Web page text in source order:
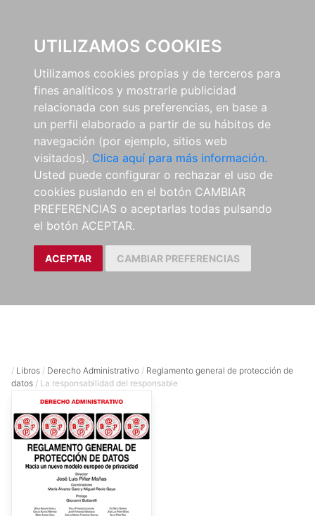
UTILIZAMOS COOKIES
Utilizamos cookies propias y de terceros para
fines analíticos y mostrarle publicidad
relacionada con sus preferencias, en base a
un perfil elaborado a partir de su hábitos de
navegación (por ejemplo, sitios web
visitados). Clica aquí para más información.
Usted puede configurar o rechazar el uso de
cookies puslando en el botón CAMBIAR
PREFERENCIAS o aceptarlas todas pulsando
el botón ACEPTAR.
ACEPTAR CAMBIAR PREFERENCIAS
/ Libros / Derecho Administrativo / Reglamento general de protección de
datos / La responsabilidad del responsable